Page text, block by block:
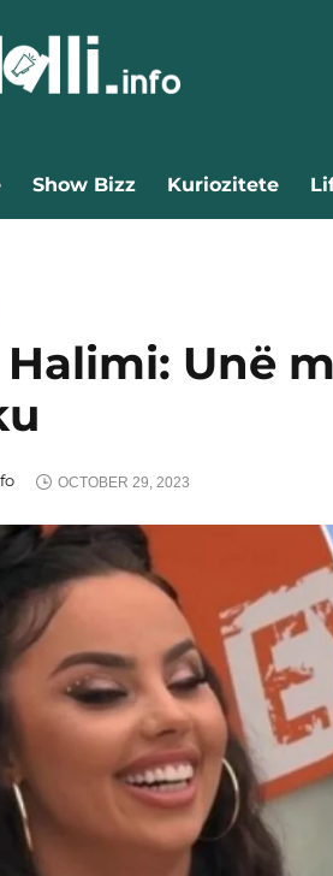
Show Bizz Kuriozitete
Unë
OCTOBER 29, 2023